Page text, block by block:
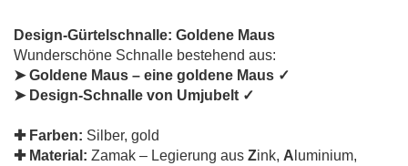
Design-Gürtelschnalle: Goldene Maus
Wunderschöne Schnalle bestehend aus:
➤ Goldene Maus – eine goldene Maus ✓
➤ Design-Schnalle von Umjubelt ✓
✚ Farben: Silber, gold
✚ Material: Zamak – Legierung aus Zink, A luminium,